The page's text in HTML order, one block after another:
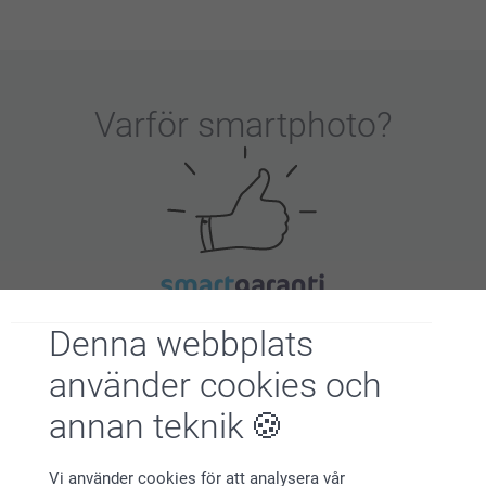
Denna webbplats
använder cookies och
annan teknik
Vi använder cookies för att analysera vår
Varför smartphoto?